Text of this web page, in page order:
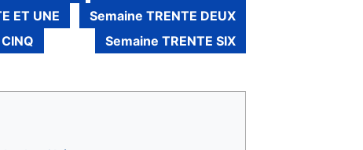
ET UNE
Semaine TRENTE DEUX
Semaine TRENTE SIX